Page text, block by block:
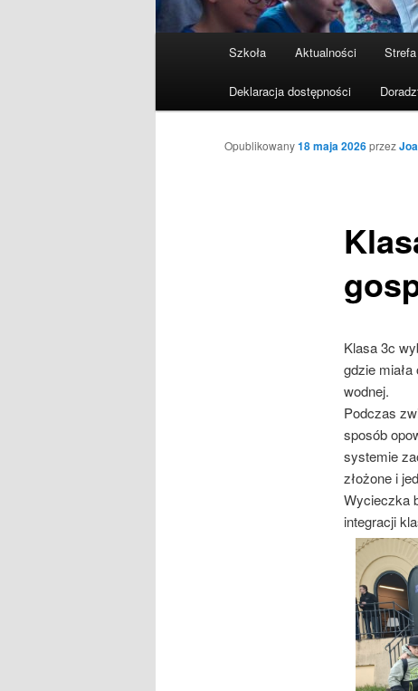
Przeskocz
do
tekstu
Szkoła Aktualności
Deklaracja dostępności
Opublikowany18 maja 2026przez
Klasa 3c
gdzie
wodnej.
Podczas
sposób
systemie
złożone i
Wycieczka
integracji